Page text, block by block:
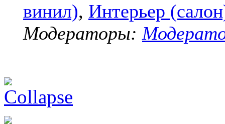
винил), Интерьер
Модераторы: